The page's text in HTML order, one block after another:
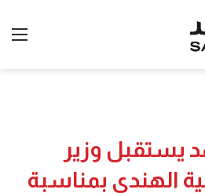
يستقبل وزير
الهندي بمناسبة